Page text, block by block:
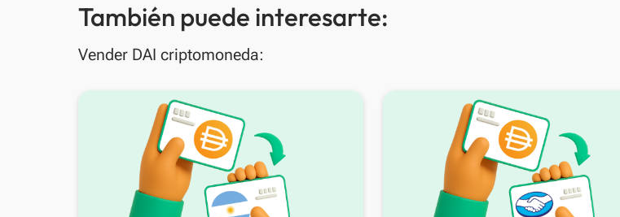
También puede interesarte:
Vender DAI criptomoneda: